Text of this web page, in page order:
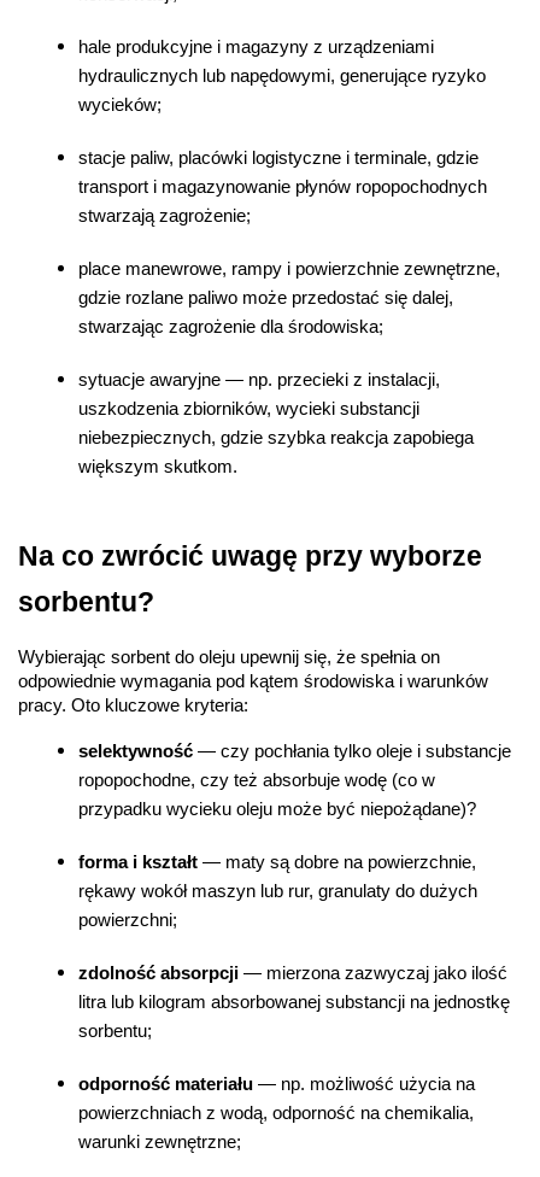
hale produkcyjne i magazyny z urządzeniami
hydraulicznych lub napędowymi, generujące ryzyko
wycieków;
stacje paliw, placówki logistyczne i terminale, gdzie
transport i magazynowanie płynów ropopochodnych
stwarzają zagrożenie;
place manewrowe, rampy i powierzchnie zewnętrzne,
gdzie rozlane paliwo może przedostać się dalej,
stwarzając zagrożenie dla środowiska;
sytuacje awaryjne — np. przecieki z instalacji,
uszkodzenia zbiorników, wycieki substancji
niebezpiecznych, gdzie szybka reakcja zapobiega
większym skutkom.
Na co zwrócić uwagę przy wyborze
sorbentu?
Wybierając sorbent do oleju upewnij się, że spełnia on
odpowiednie wymagania pod kątem środowiska i warunków
pracy. Oto kluczowe kryteria:
selektywność — czy pochłania tylko oleje i substancje
ropopochodne, czy też absorbuje wodę (co w
przypadku wycieku oleju może być niepożądane)?
forma i kształt — maty są dobre na powierzchnie,
rękawy wokół maszyn lub rur, granulaty do dużych
powierzchni;
zdolność absorpcji — mierzona zazwyczaj jako ilość
litra lub kilogram absorbowanej substancji na jednostkę
sorbentu;
odporność materiału — np. możliwość użycia na
powierzchniach z wodą, odporność na chemikalia,
warunki zewnętrzne;